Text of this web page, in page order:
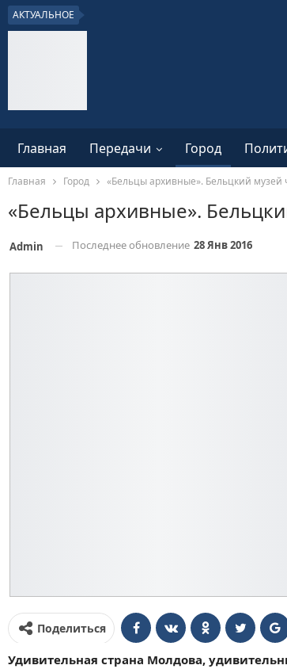
АКТУАЛЬНОЕ
Главная Передачи Город
Главная Город «Бельцы архивные». Бельцкий музей
«Бельцы архивные».
Admin Последнее обновление 28 Янв 2016
Поделиться
Удивительная страна Молдова,